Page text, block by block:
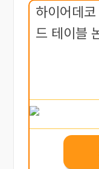
하이어데
드 테이블